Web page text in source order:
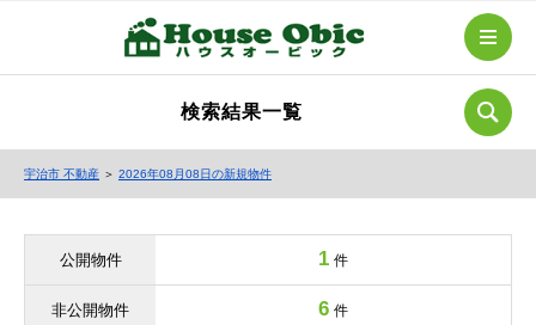
検索結果一覧
宇治市 不動産 ＞ 2026年08月08日の新規物件
公開物件 1 件
非公開物件 6 件